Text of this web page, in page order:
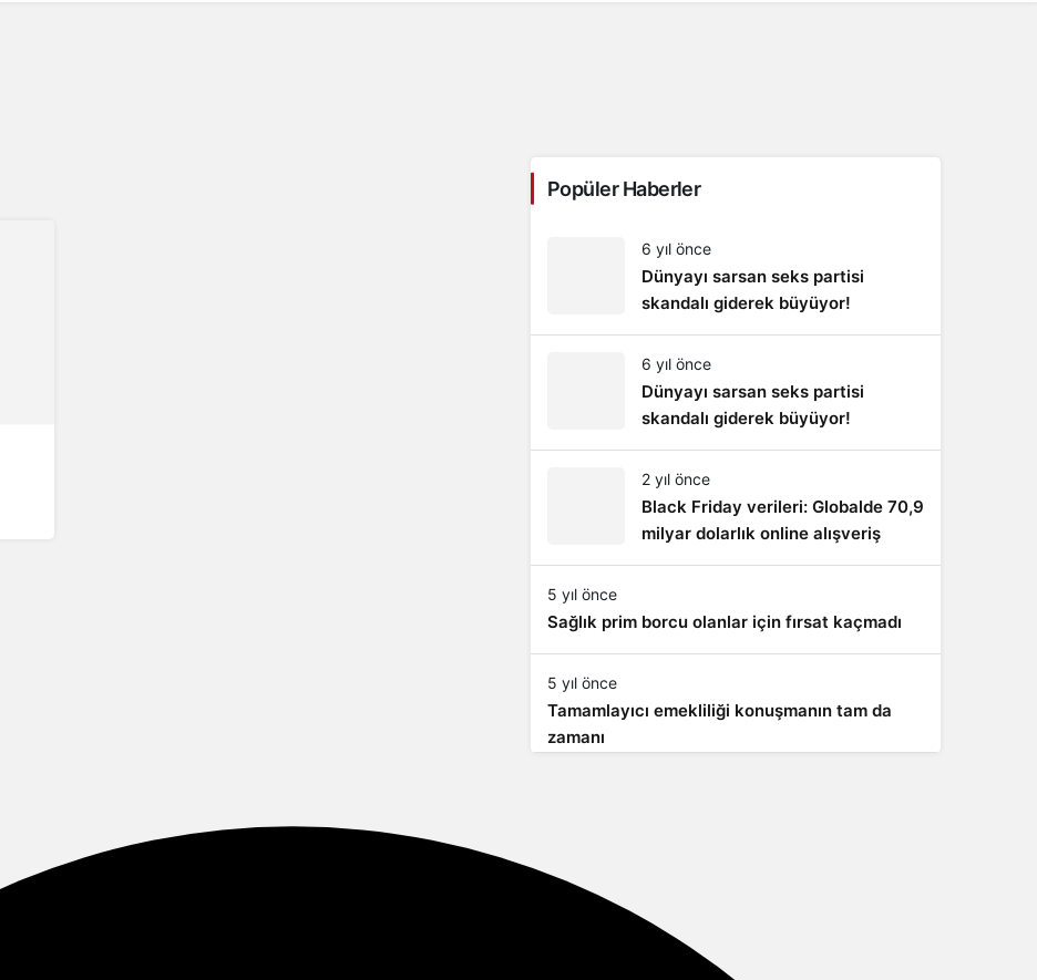
Gece modunu seçin.
Popüler Haberler
6 yıl önce
Dünyayı sarsan seks partisi
skandalı giderek büyüyor!
6 yıl önce
Dünyayı sarsan seks partisi
skandalı giderek büyüyor!
2 yıl önce
Black Friday verileri: Globalde 70,9
milyar dolarlık online alışveriş
5 yıl önce
Sağlık prim borcu olanlar için fırsat kaçmadı
5 yıl önce
Tamamlayıcı emekliliği konuşmanın tam da
zamanı